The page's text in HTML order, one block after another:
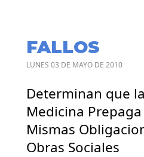
FALLOS
LUNES 03 DE MAYO DE 2010
Determinan que
Medicina
Mismas
Obras Sociales